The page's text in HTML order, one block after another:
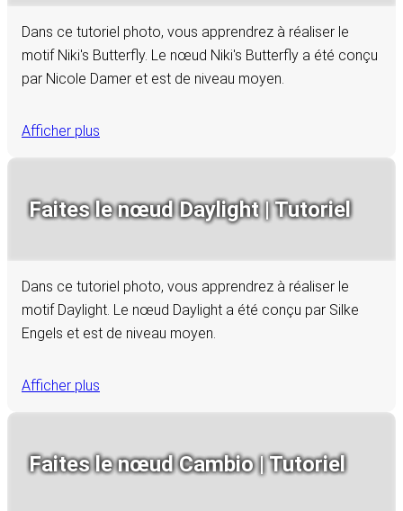
Dans ce tutoriel photo, vous apprendrez à réaliser le
motif Niki's Butterfly. Le nœud Niki's Butterfly a été conçu
par Nicole Damer et est de niveau moyen.
Afficher plus
Faites le nœud Daylight | Tutoriel
Dans ce tutoriel photo, vous apprendrez à réaliser le
motif Daylight. Le nœud Daylight a été conçu par Silke
Engels et est de niveau moyen.
Afficher plus
Faites le nœud Cambio | Tutoriel